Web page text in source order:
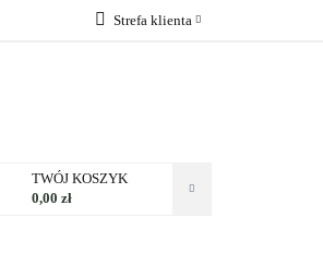
Strefa klienta
TWÓJ KOSZYK
0,00 zł